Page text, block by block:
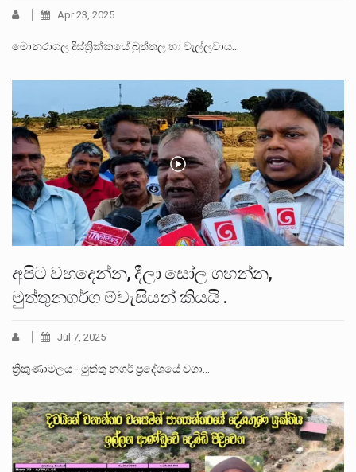
Apr 23, 2025
මොනරාගල දිස්ත්‍රික්කයේ බුත්තල හා වැල්ලවාය…
අපිට වහදෙන්න, දීලා සෝල ගහන්න,
මුත්තුනගර්ග ම්වැසියන් කියයි .
Jul 7, 2025
ත්‍රිකුණාමලය - මුත්තු නගර් ප්‍රදේශයේ වගා…